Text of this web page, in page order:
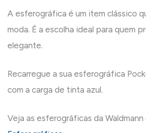
A esferográfica é um item clássico
moda. É a escolha ideal para quem
elegante.
Recarregue a sua esferográfica
com a carga de tinta azul.
Veja as esferográficas da Waldmann